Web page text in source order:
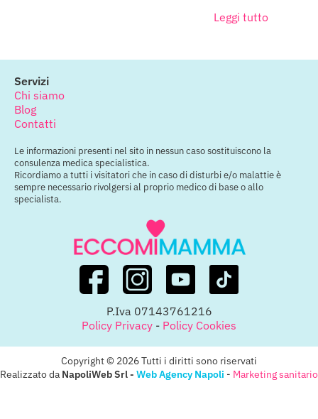
Leggi tutto
Servizi
Chi siamo
Blog
Contatti
Le informazioni presenti nel sito in nessun caso sostituiscono la
consulenza medica specialistica.
Ricordiamo a tutti i visitatori che in caso di disturbi e/o malattie è
sempre necessario rivolgersi al proprio medico di base o allo
specialista.
P.Iva 07143761216
Policy Privacy - Policy Cookies
Copyright © 2026 Tutti i diritti sono riservati
Realizzato da NapoliWeb Srl - Web Agency Napoli - Marketing sanitario